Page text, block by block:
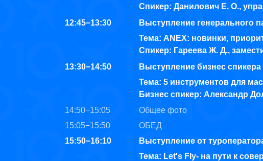
Спикер: Данилович Е. О.,
12:45−13:30
Выступление генерального
Тема: ANEX: новинки,
Спикер: Гареева Ж. Д.,
13:30−14:50
Выступление бизнес спикера
Тема: 5 инструментов для
Бизнес спикер: Александр
14:50−15:05
Общее фото
15:05−15:50
ОБЕД
15:50−16:10
Выступление от
Тема: Let's Fly- на пути к